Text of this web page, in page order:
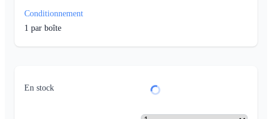
Conditionnement
1 par boîte
En stock